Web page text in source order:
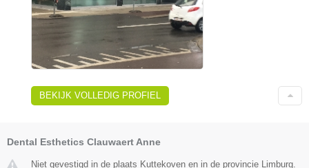
BEKIJK VOLLEDIG PROFIEL
Dental Esthetics Clauwaert Anne
Niet gevestigd in de plaats Kuttekoven en in de provincie Limburg.